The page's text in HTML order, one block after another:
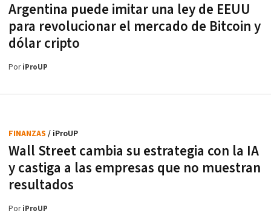
Argentina puede imitar una ley de EEUU
para revolucionar el mercado de Bitcoin y
dólar cripto
PoriProUP
Wall Street cambia su estrategia con la IA
y castiga a las empresas que no muestran
resultados
FINANZAS / iProUP
PoriProUP